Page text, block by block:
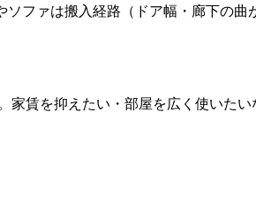
ファは搬入経路（ドア幅・廊下の
賃を抑えたい・部屋を広く使いたい